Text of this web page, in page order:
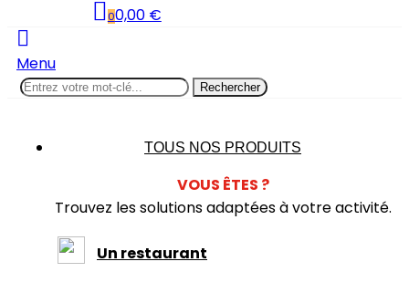
00,00 €
Menu
Rechercher
TOUS NOS PRODUITS
VOUS ÊTES ?
Trouvez les solutions adaptées à votre activité.
Un restaurant